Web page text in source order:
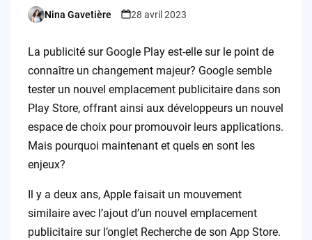
Posted
Nina Gavetière 28 avril 2023
La publicité sur Google Play est-elle sur le point de
connaître un changement majeur? Google semble
tester un nouvel emplacement publicitaire dans son
Play Store, offrant ainsi aux développeurs un nouvel
espace de choix pour promouvoir leurs applications.
Mais pourquoi maintenant et quels en sont les
enjeux?
Il y a deux ans, Apple faisait un mouvement
similaire avec l’ajout d’un nouvel emplacement
publicitaire sur l’onglet Recherche de son App Store.